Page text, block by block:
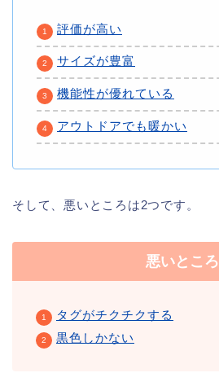
評価が高い
サイズが豊富
機能性が優れている
アウトドアでも暖かい
そして、悪いところは2つです。
悪いところ
タグがチクチクする
黒色しかない